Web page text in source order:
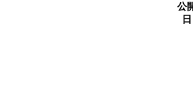
公
日